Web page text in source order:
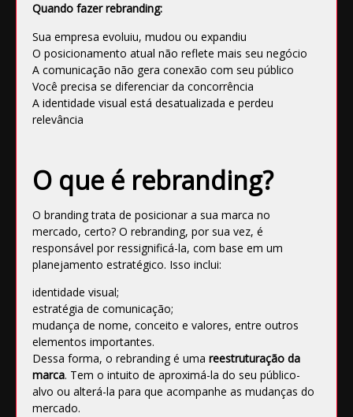
Quando fazer rebranding:
Sua empresa evoluiu, mudou ou expandiu
O posicionamento atual não reflete mais seu negócio
A comunicação não gera conexão com seu público
Você precisa se diferenciar da concorrência
A identidade visual está desatualizada e perdeu
relevância
O que é rebranding?
O brandingtrata de posicionar a sua marca no
mercado, certo? O rebranding, por sua vez, é
responsável por ressignificá-la, com base em um
planejamento estratégico. Isso inclui:
identidade visual;
estratégia de comunicação;
mudança de nome, conceito e valores, entre outros
elementos importantes.
Dessa forma, o rebranding é uma reestruturação da
marca. Tem o intuito de aproximá-la do seu público-
alvo ou alterá-la para que acompanhe as mudanças do
mercado.